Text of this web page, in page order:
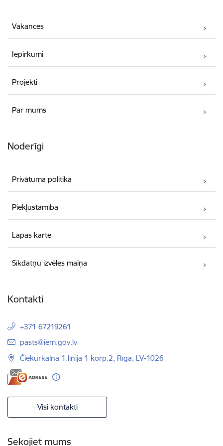
Vakances
Iepirkumi
Projekti
Par mums
Noderīgi
Privātuma politika
Piekļūstamība
Lapas karte
Sīkdatņu izvēles maiņa
Kontakti
+371 67219261
E-pasts:
pasts@iem.gov.lv
Čiekurkalna 1.līnija 1 korp.2, Rīga, LV-1026
Visi kontakti
Sekojiet mums